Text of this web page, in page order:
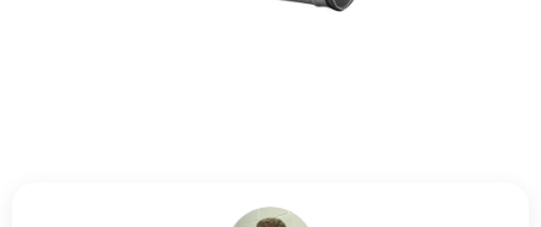
Kontakty